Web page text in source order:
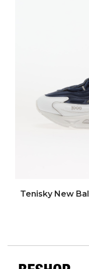
Tenisky New